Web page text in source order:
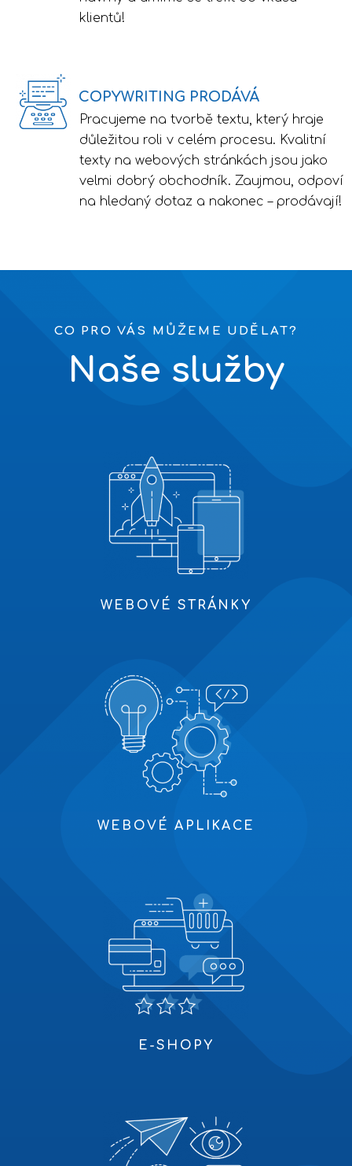
klientů!
COPYWRITING PRODÁVÁ
Pracujeme na tvorbě textu, který hraje
důležitou roli v celém procesu. Kvalitní
texty na webových stránkách jsou jako
velmi dobrý obchodník. Zaujmou, odpoví
na hledaný dotaz a nakonec – prodávají!
CO PRO VÁS MŮŽEME UDĚLAT?
Naše služby
WEBOVÉ STRÁNKY
WEBOVÉ APLIKACE
E-SHOPY